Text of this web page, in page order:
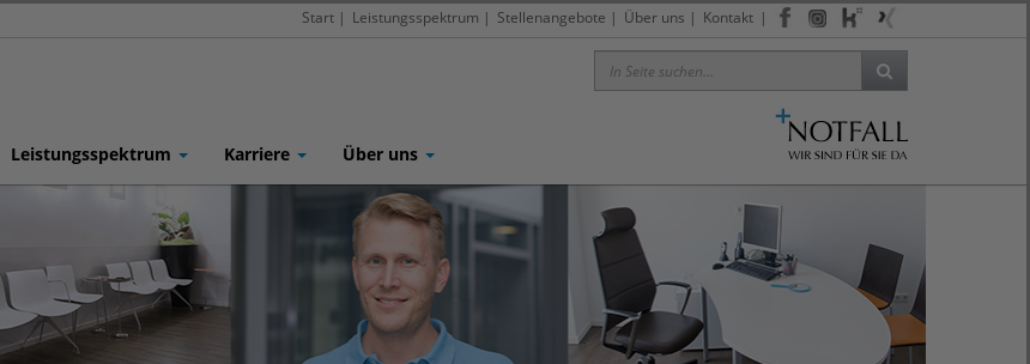
|
Start | Leistungsspektrum | Stellenangebote | Über uns | Kontakt
Leistungsspektrum Karriere Über uns